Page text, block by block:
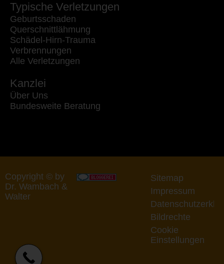
Typische Verletzungen
Geburtsschaden
Querschnittlähmung
Schädel-Hirn-Trauma
Verbrennungen
Alle Verletzungen
Kanzlei
Über Uns
Bundesweite Beratung
Copyright © by
Dr. Wambach &
Walter
Sitemap
Impressum
Bildrechte
Cookie
Einstellungen